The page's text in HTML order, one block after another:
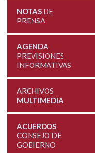
NOTASDE
PRENSA
AGENDA
PREVISIONES
INFORMATIVAS
ARCHIVOS
MULTIMEDIA
ACUERDOS
CONSEJO DE
GOBIERNO